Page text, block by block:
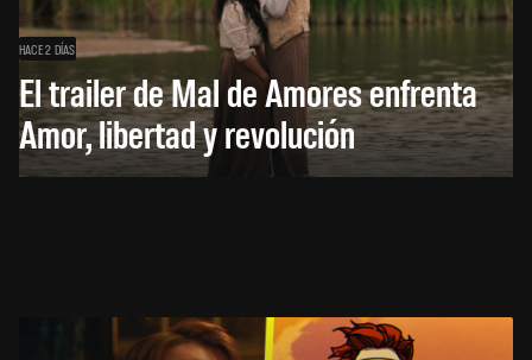
HACE 2 DÍAS
El trailer de Mal de Amores enfrenta
Amor, libertad y revolución